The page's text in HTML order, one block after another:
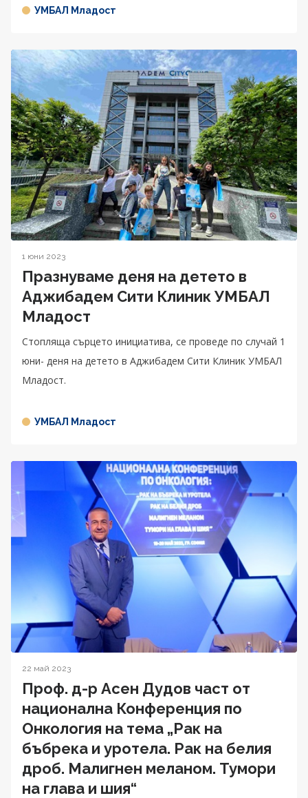
УМБАЛ Младост
1 юни 2023
Празнуваме деня на детето в
Аджибадем Сити Клиник УМБАЛ
Младост
Стопляща сърцето инициатива, се проведе по случай 1
юни- деня на детето в Аджибадем Сити Клиник УМБАЛ
Младост.
УМБАЛ Младост
22 май 2023
Проф. д-р Асен Дудов част от
национална Конференция по
Онкология на тема „Рак на
бъбрека и уротела. Рак на белия
дроб. Малигнен меланом. Тумори
на глава и шия“